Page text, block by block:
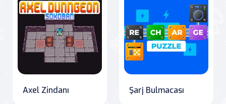
Axel Zindanı Şarj Bulmacası